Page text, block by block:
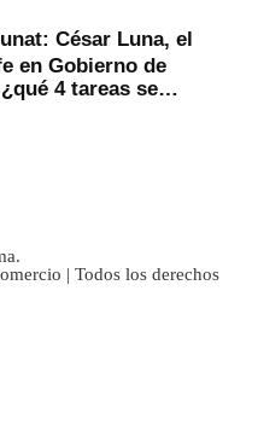
César Luna, el
en Gobierno de
4 tareas se
| Todos los derechos